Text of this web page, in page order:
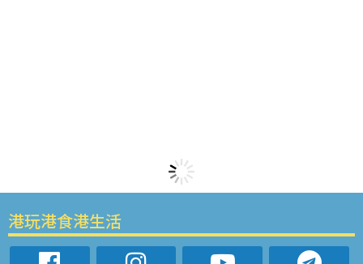
港玩港食港生活